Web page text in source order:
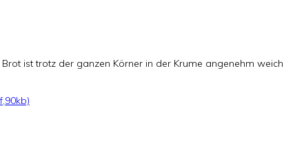
ist trotz der ganzen Körner in der Krume angenehm